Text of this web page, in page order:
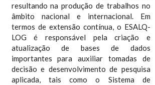
resultando na produção de trabalhos no
âmbito nacional e internacional. Em
termos de extensão contínua, o ESALQ-
LOG é responsável pela criação e
atualização de bases de dados
importantes para auxiliar tomadas de
decisão e desenvolvimento de pesquisa
aplicada, tais como o Sistema de